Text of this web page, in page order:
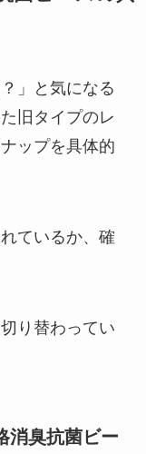
」と気になる
旧タイプのレ
ップを具体的
ているか、確
り替わってい
消臭抗菌ビー